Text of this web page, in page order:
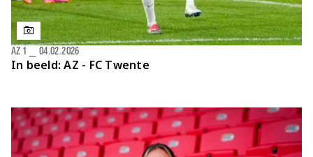
In beeld: AZ - FC Twente
AZ 1 04.02.2026